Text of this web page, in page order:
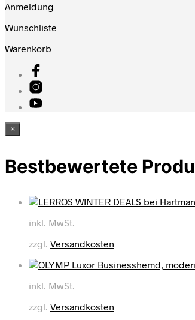
Anmeldung
Wunschliste
Warenkorb
×
Bestbewertete
inkl. MwSt.
zzgl. Versandkosten
inkl. MwSt.
zzgl. Versandkosten